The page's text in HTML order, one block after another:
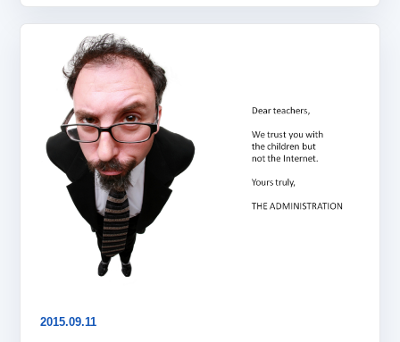
2015.09.11